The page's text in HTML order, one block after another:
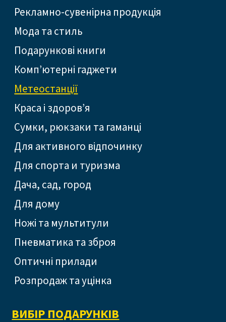
Рекламно-сувенірна продукція
Мода та стиль
Подарункові книги
Комп’ютерні гаджети
Метеостанції
Краса і здоров’я
Сумки, рюкзаки та гаманці
Для активного відпочинку
Для спорта и туризма
Дача, сад, город
Для дому
Ножі та мультитули
Пневматика та зброя
Оптичні прилади
Розпродаж та уцінка
ВИБІР ПОДАРУНКІВ